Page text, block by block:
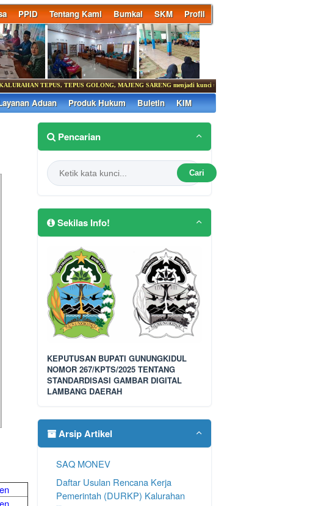
PPID Tentang Kami Bumkal SKM Profil
TEPUS, TEPUS GOLONG, MAJENG SARENG menjadi kunci utama menghadapi berbagai tantangan
Aduan Produk Hukum Buletin KIM
Pencarian
Cari
Sekilas Info!
KEPUTUSAN BUPATI GUNUNGKIDUL
NOMOR 267/KPTS/2025 TENTANG
STANDARDISASI GAMBAR DIGITAL
LAMBANG DAERAH
Arsip Artikel
SAQ MONEV
Daftar Usulan Rencana Kerja
Pemerintah (DURKP) Kalurahan